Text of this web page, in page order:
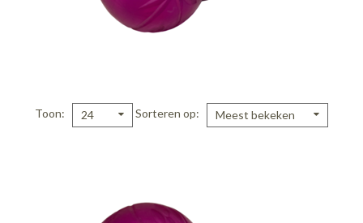
Toon 24 Sorteren op Meest bekeken